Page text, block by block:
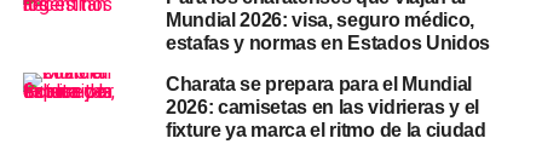
alcance de Luca Zidane. Un zurdazo de manual.
oposición tras un rebote de Zidane ante el remate de Mac
Allister. Ese gol le igualó con Ronaldo Nazário como
Mundial 2026: visa, seguro médico,
estafas y normas en Estados Unidos
Charata se prepara para el Mundial
2026: camisetas en las vidrieras y el
fixture ya marca el ritmo de la ciudad